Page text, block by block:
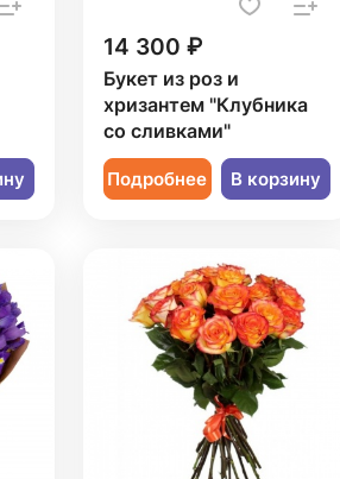
14 300 ₽
Букет из роз и
хризантем "Клубника
со сливками"
Подробнее В корзину